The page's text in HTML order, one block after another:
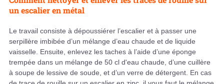
un escalier en métal
Le travail consiste à dépoussiérer l’escalier et à passer une
serpillère imbibée d’un mélange d’eau chaude et de liquide
vaisselle. Ensuite, enlevez les taches à l’aide d’une éponge
trempée dans un mélange de 50 cl d'eau chaude, d’une cuillère
à soupe de lessive de soude, et d’un verre de détergent. En cas